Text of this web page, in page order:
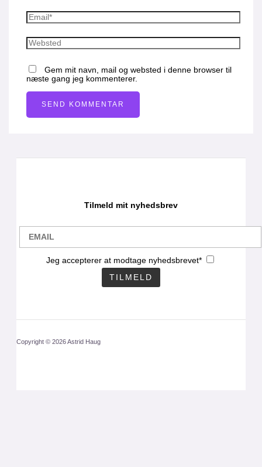
Gem mit navn, mail og websted i denne browser til
næste gang jeg kommenterer.
Tilmeld mit nyhedsbrev
Jeg accepterer at modtage nyhedsbrevet*
Copyright © 2026 Astrid Haug